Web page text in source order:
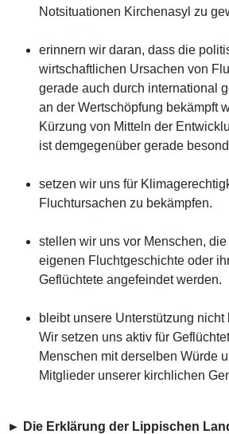
Notsituationen Kirchenasyl zu
erinnern wir daran, dass die
wirtschaftlichen Ursachen von
gerade auch durch international
an der Wertschöpfung bekämpft
Kürzung von Mitteln der
ist demgegenüber gerade
setzen wir uns für
Fluchtursachen zu bekämpfen.
stellen wir uns vor Menschen,
eigenen Fluchtgeschichte oder
Geflüchtete angefeindet werden.
bleibt unsere Unterstützung nicht
Wir setzen uns aktiv für
Menschen mit derselben Würde
Mitglieder unserer kirchlichen
► Die Erklärung der Lippischen